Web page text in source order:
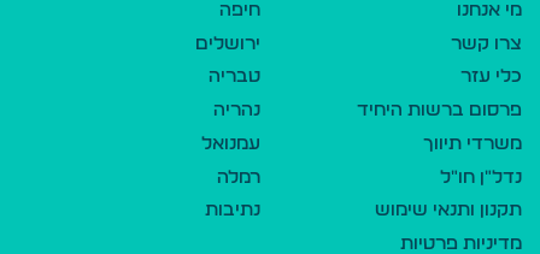
מי אנחנו
צרו קשר
כלי עזר
פרסום ברשות היחיד
משרדי תיווך
נדל"ן חו"ל
תקנון ותנאי שימוש
מדיניות פרטיות
חיפה
ירושלים
טבריה
נהריה
עמנואל
רמלה
נתיבות